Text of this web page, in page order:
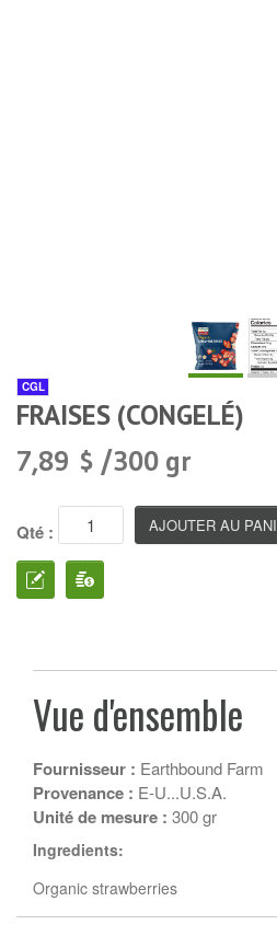
CGL
FRAISES (CONGELÉ)
7,89 $ /300 gr
Qté :
Vue d'ensemble
Fournisseur : Earthbound Farm
Provenance : E-U...U.S.A.
Unité de mesure : 300 gr
Ingredients:
Organic strawberries